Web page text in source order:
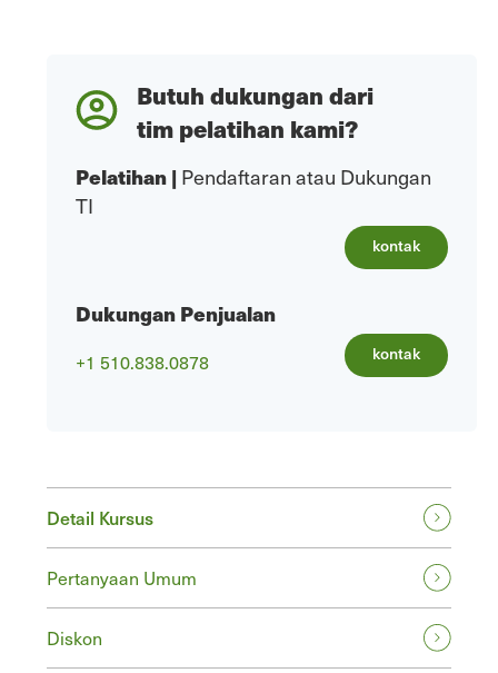
Butuh dukungan dari
tim pelatihan kami?
Pelatihan| Pendaftaran atau Dukungan
TI
kontak
Dukungan Penjualan
+1 510.838.0878 kontak
Detail Kursus
Pertanyaan Umum
Diskon